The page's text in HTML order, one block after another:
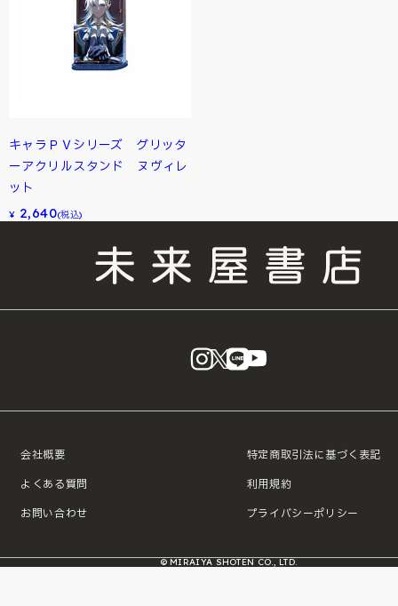
キャラＰＶシリーズ グリッタ
ーアクリルスタンド ヌヴィレ
ット
¥ 2,640(税込)
instagram
X LINE
会社概要
よくある質問
お問い合わせ
特定商取引法に基づく表記
利用規約
プライバシーポリシー
© MIRAIYA SHOTEN CO., LTD.